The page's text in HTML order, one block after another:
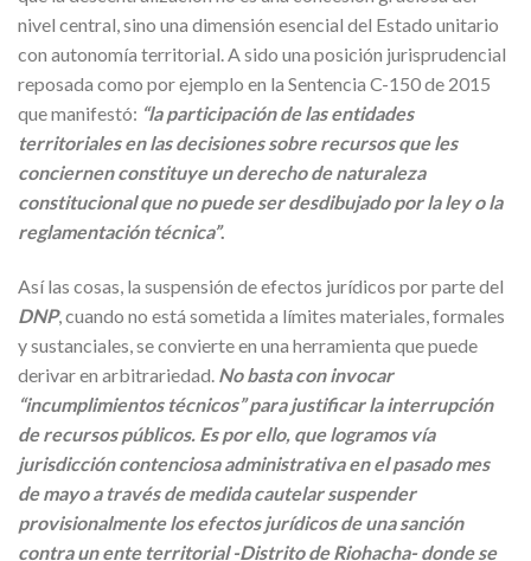
nivel central, sino una dimensión esencial del Estado unitario
con autonomía territorial. A sido una posición jurisprudencial
reposada como por ejemplo en la Sentencia C-150 de 2015
que manifestó: “la participación de las entidades
territoriales en las decisiones sobre recursos que les
conciernen constituye un derecho de naturaleza
constitucional que no puede ser desdibujado por la ley o la
reglamentación técnica”.
Así las cosas, la suspensión de efectos jurídicos por parte del
DNP, cuando no está sometida a límites materiales, formales
y sustanciales, se convierte en una herramienta que puede
derivar en arbitrariedad. No basta con invocar
“incumplimientos técnicos” para justificar la interrupción
de recursos públicos. Es por ello, que logramos vía
jurisdicción contenciosa administrativa en el pasado mes
de mayo a través de medida cautelar suspender
provisionalmente los efectos jurídicos de una sanción
contra un ente territorial -Distrito de Riohacha- donde se